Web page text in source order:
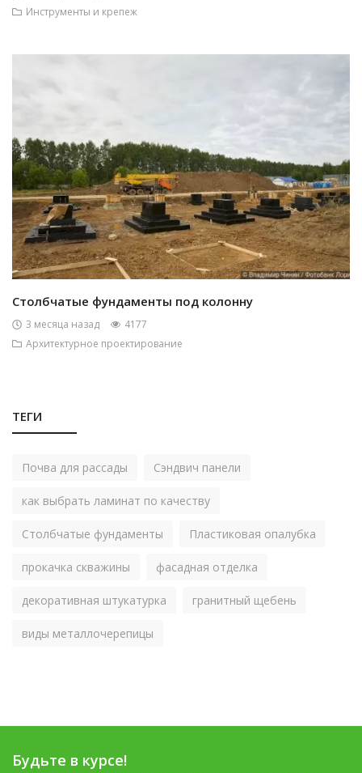
Инструменты и крепеж
Столбчатые фундаменты под колонну
3 месяца назад
4177
Архитектурное проектирование
ТЕГИ
Почва для рассады Сэндвич панели
как выбрать ламинат по качеству
Столбчатые фундаменты Пластиковая опалубка
прокачка скважины фасадная отделка
декоративная штукатурка гранитный щебень
виды металлочерепицы
Будьте в курсе!